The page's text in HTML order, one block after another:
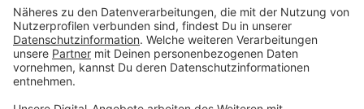
Details durch und stimmen Sie der
Nutzung des Service zu, um dieses
Video anzusehen.